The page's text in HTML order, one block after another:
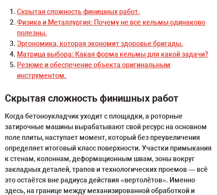
Скрытая сложность финишных работ.
Физика и Металлургия: Почему не все кельмы одинаково
полезны.
Эргономика, которая экономит здоровье бригады.
Матрица выбора: Какая форма кельмы для какой задачи?
Резюме и обеспечение объекта оригинальным
инструментом.
Скрытая сложность финишных работ
Когда бетоноукладчик уходит с площадки, а роторные
затирочные машины вырабатывают свой ресурс на основном
поле плиты, наступает момент, который без преувеличения
определяет итоговый класс поверхности. Участки примыкания
к стенам, колоннам, деформационным швам, зоны вокруг
закладных деталей, трапов и технологических проемов — всё
это остаётся вне радиуса действия «вертолётов». Именно
здесь, на границе между механизированной обработкой и